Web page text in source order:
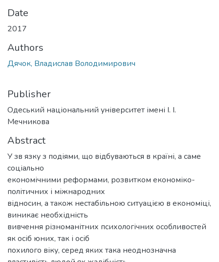
Date
2017
Authors
Дячок, Владислав Володимирович
Publisher
Одеський національний університет імені І. І.
Мечникова
Abstract
У зв язку з подіями, що відбуваються в країні, а саме
соціально
економічними реформами, розвитком економіко-
політичних і міжнародних
відносин, а також нестабільною ситуацією в економіці,
виникає необхідність
вивчення різноманітних психологічних особливостей
як осіб юних, так і осіб
похилого віку, серед яких така неоднозначна